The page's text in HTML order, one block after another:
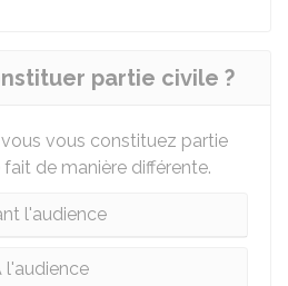
partie civile ?
vous constituez partie
de manière différente.
l'audience
l'audience